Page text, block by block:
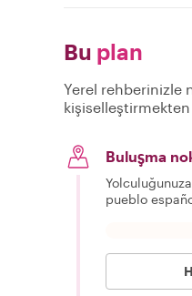
Bu plan
Yerel rehberinizle
Buluşma
pueblo